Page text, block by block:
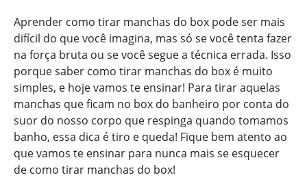
Aprender como tirar manchas do box pode ser mais
difícil do que você imagina, mas só se você tenta fazer
na força bruta ou se você segue a técnica errada. Isso
porque saber como tirar manchas do box é muito
simples, e hoje vamos te ensinar! Para tirar aquelas
manchas que ficam no box do banheiro por conta do
suor do nosso corpo que respinga quando tomamos
banho, essa dica é tiro e queda! Fique bem atento ao
que vamos te ensinar para nunca mais se esquecer
de como tirar manchas do box!